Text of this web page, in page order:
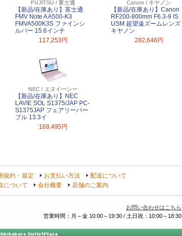
FUJITSU / 富士通
【新品/在庫あり】富士通
FMV Note A A500-K3
FMVA500K3S ファインシ
ルバー 15.6インチ
117,253円
Canon / キヤノン
【新品/在庫あり】Canon
RF200-800mm F6.3-9 IS
USM 超望遠ズームレンズ
キヤノン
282,646円
NEC / エヌイーシー
【新品/在庫あり】NEC
LAVIE SOL S1375/JAP PC-
S1375JAP フェアリーパー
プル 13.3イ
169,495円
規約・規定 お支払い方法
配送について
について 会社概要 店舗のご案内
お問い合わせはこちら
営業時間：月～金 10:00～19:30 / 土日祝：10:00～18:30